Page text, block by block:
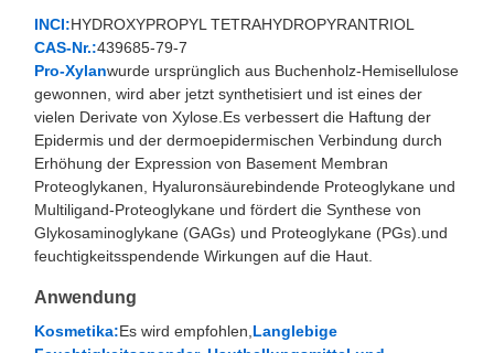
INCI:HYDROXYPROPYL TETRAHYDROPYRANTRIOL
CAS-Nr.:439685-79-7
Pro-Xylanwurde ursprünglich aus Buchenholz-Hemisellulose
gewonnen, wird aber jetzt synthetisiert und ist eines der
vielen Derivate von Xylose.Es verbessert die Haftung der
Epidermis und der dermoepidermischen Verbindung durch
Erhöhung der Expression von Basement Membran
Proteoglykanen, Hyaluronsäurebindende Proteoglykane und
Multiligand-Proteoglykane und fördert die Synthese von
Glykosaminoglykane (GAGs) und Proteoglykane (PGs).und
feuchtigkeitsspendende Wirkungen auf die Haut.
Anwendung
Kosmetika:Es wird empfohlen, Langlebige